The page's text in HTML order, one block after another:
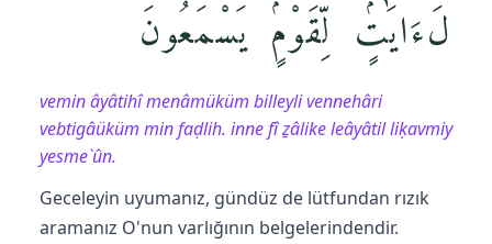
لَءَايَٰتٍۢ لِّقَوْمٍۢ يَسْمَعُونَ
vemin âyâtihî menâmüküm billeyli vennehâri
vebtigâüküm min faḍlih. inne fî ẕâlike leâyâtil liḳavmiy
yesme`ûn.
Geceleyin uyumanız, gündüz de lütfundan rızık
aramanız O'nun varlığının belgelerindendir.